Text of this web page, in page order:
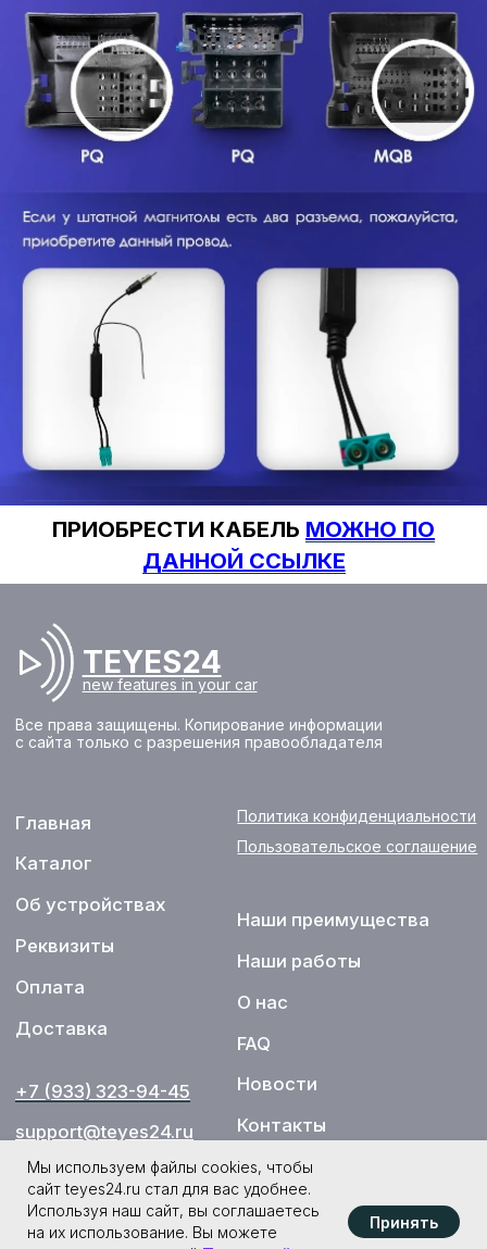
ПРИОБРЕСТИ КАБЕЛЬ МОЖНО ПО
ДАННОЙ ССЫЛКЕ
Мы используем файлы cookies, чтобы
сайт teyes24.ru стал для вас удобнее.
Используя наш сайт, вы соглашаетесь
на их использование. Вы можете
Принять